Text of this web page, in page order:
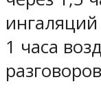
1 часа